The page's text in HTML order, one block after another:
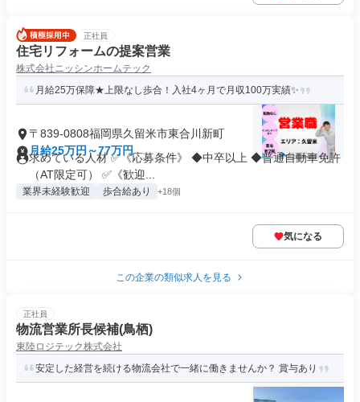
正社員
住宅リフォームの提案営業
株式会社ニッシンホームテック
月給25万保障★上限なし歩合！入社4ヶ月で月収100万実績✨
〒839-0808福岡県久留米市東合川新町
月給25万円～77万円
求めている人材 ✅《応募条件》 ◆中卒以上 ◆普通自動車免許
（AT限定可） ✅《歓迎...
業界未経験歓迎 歩合給あり +18個
気になる
この企業の類似求人を見る
正社員
物流営業所長候補(鳥栖)
東陸ロジテック株式会社
安定した経営を続ける物流会社で一緒に働きませんか？ 賞与あり